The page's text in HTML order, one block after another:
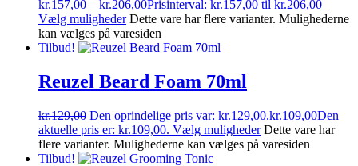
kr.157,00 – kr.206,00Prisinterval: kr.157,00 til kr.206,00
Vælg muligheder Dette vare har flere varianter. Mulighederne
kan vælges på varesiden
Tilbud!
Reuzel Beard Foam 70ml
kr.129,00 Den oprindelige pris var: kr.129,00.kr.109,00Den
aktuelle pris er: kr.109,00. Vælg muligheder Dette vare har
flere varianter. Mulighederne kan vælges på varesiden
Tilbud!